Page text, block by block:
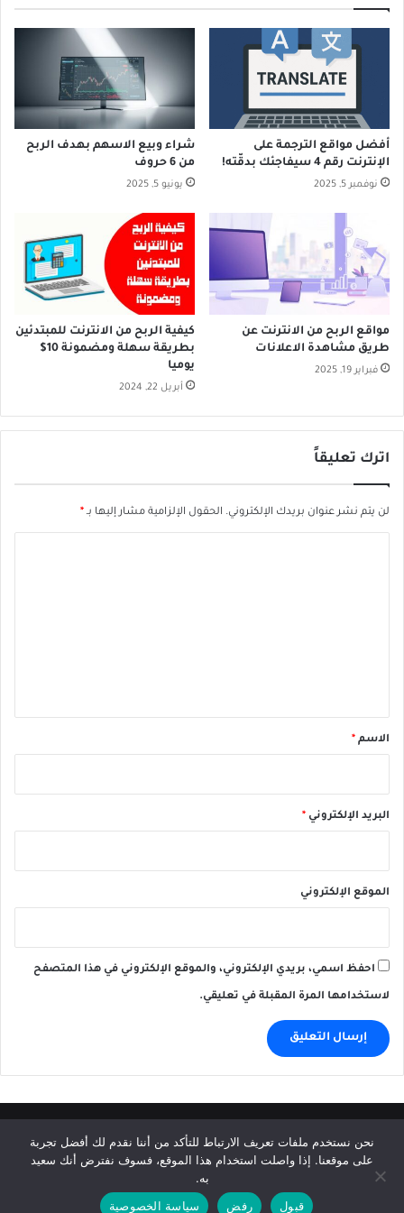
أفضل مواقع الترجمة على
الإنترنت رقم 4 سيفاجئك بدقّته!
نوفمبر 5, 2025
شراء وبيع الاسهم بهدف الربح
من 6 حروف
يونيو 5, 2025
مواقع الربح من الانترنت عن
طريق مشاهدة الاعلانات
فبراير 19, 2025
كيفية الربح من الانترنت للمبتدئين
بطريقة سهلة ومضمونة 10$
يوميا
أبريل 22, 2024
اترك تعليقاً
لن يتم نشر عنوان بريدك الإلكتروني. الحقول الإلزامية مشار إليها بـ *
*الاسم *
البريد الإلكتروني *
الموقع الإلكتروني
احفظ اسمي، بريدي الإلكتروني، والموقع الإلكتروني في هذا المتصفح
لاستخدامها المرة المقبلة في تعليقي.
© حقوق النشر 2026، جميع الحقوق محفوظة | Afkhabar.com
الرئيسية سياسة الخصوصية إتفاقية الإستخدام إتصل بنا
نحن نستخدم ملفات تعريف الارتباط للتأكد من أننا نقدم لك أفضل تجربة
على موقعنا. إذا واصلت استخدام هذا الموقع، فسوف نفترض أنك سعيد
به.
قبول
رفض سياسة الخصوصية